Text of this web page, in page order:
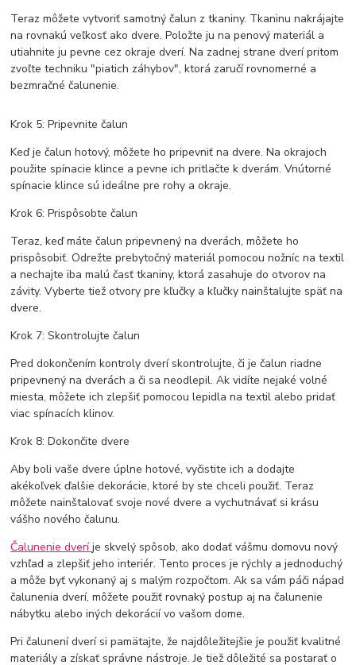
Teraz môžete vytvoriť samotný čalun z tkaniny. Tkaninu nakrájajte
na rovnakú veľkosť ako dvere. Položte ju na penový materiál a
utiahnite ju pevne cez okraje dverí. Na zadnej strane dverí pritom
zvoľte techniku "piatich záhybov", ktorá zaručí rovnomerné a
bezmračné čalunenie.
Krok 5: Pripevnite čalun
Keď je čalun hotový, môžete ho pripevniť na dvere. Na okrajoch
použite spínacie klince a pevne ich pritlačte k dverám. Vnútorné
spínacie klince sú ideálne pre rohy a okraje.
Krok 6: Prispôsobte čalun
Teraz, keď máte čalun pripevnený na dverách, môžete ho
prispôsobiť. Odrežte prebytočný materiál pomocou nožníc na textil
a nechajte iba malú časť tkaniny, ktorá zasahuje do otvorov na
závity. Vyberte tiež otvory pre kľučky a kľučky nainštalujte späť na
dvere.
Krok 7: Skontrolujte čalun
Pred dokončením kontroly dverí skontrolujte, či je čalun riadne
pripevnený na dverách a či sa neodlepil. Ak vidíte nejaké volné
miesta, môžete ich zlepšiť pomocou lepidla na textil alebo pridať
viac spínacích klinov.
Krok 8: Dokončite dvere
Aby boli vaše dvere úplne hotové, vyčistite ich a dodajte
akékoľvek ďalšie dekorácie, ktoré by ste chceli použiť. Teraz
môžete nainštalovať svoje nové dvere a vychutnávať si krásu
vášho nového čalunu.
Čalunenie dveríje skvelý spôsob, ako dodať vášmu domovu nový
vzhľad a zlepšiť jeho interiér. Tento proces je rýchly a jednoduchý
a môže byť vykonaný aj s malým rozpočtom. Ak sa vám páči nápad
čalunenia dverí, môžete použiť rovnaký postup aj na čalunenie
nábytku alebo iných dekorácií vo vašom dome.
Pri čalunení dverí si pamätajte, že najdôležitejšie je použiť kvalitné
materiály a získať správne nástroje. Je tiež dôležité sa postarať o